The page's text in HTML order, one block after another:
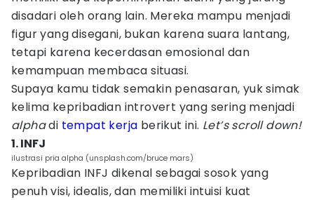
disadari oleh orang lain. Mereka mampu menjadi
figur yang disegani, bukan karena suara lantang,
tetapi karena kecerdasan emosional dan
kemampuan membaca situasi.
Supaya kamu tidak semakin penasaran, yuk simak
kelima kepribadian introvert yang sering menjadi
alphadi tempat kerja berikut ini. Let’s scroll down!
1. INFJ
ilustrasi pria alpha (unsplash.com/bruce mars)
Kepribadian INFJ dikenal sebagai sosok yang
penuh visi, idealis, dan memiliki intuisi kuat